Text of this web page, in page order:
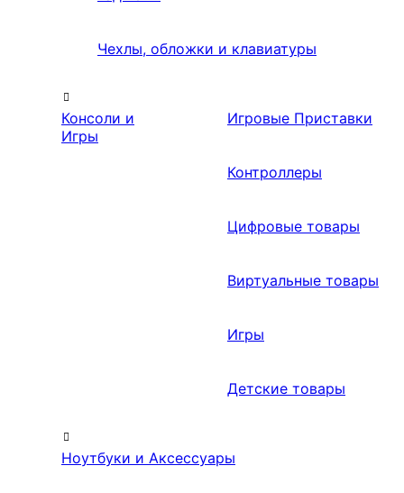
Чехлы, обложки и клавиатуры
Консоли и
Игры
Игровые Приставки
Контроллеры
Цифровые товары
Виртуальные товары
Игры
Детские товары
Ноутбуки и Аксессуары